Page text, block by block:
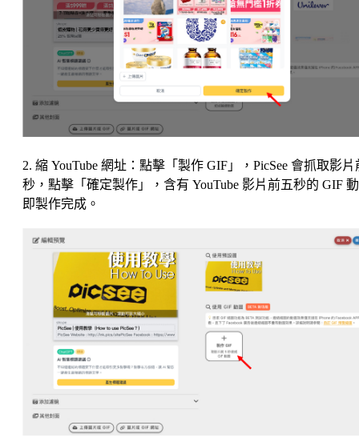
2. 縮 YouTube 網址：點擊「製作 GIF」，PicSee 會抓取影片
秒，點擊「確定製作」，含有 YouTube 影片前五秒的 GIF
即製作完成。